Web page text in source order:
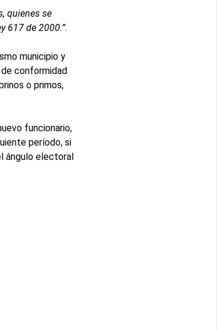
quienes se
617 de 2000.”.
municipio y
conformidad
o primos,
funcionario,
período, si
ángulo electoral